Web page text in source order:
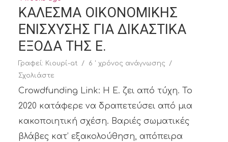
ΚΑΛΕΣΜΑ ΟΙΚΟΝΟΜΙΚΗΣ
ΕΝΙΣΧΥΣΗΣ ΓΙΑ ΔΙΚΑΣΤΙΚΑ
ΕΞΟΔΑ ΤΗΣ Ε.
Γραφεί: Κιουρί-at
6 ' χρόνος ανάγνωσης
Σχολιάστε
Crowdfunding Link: Η Ε. ζει από τύχη. Το
2020 κατάφερε να δραπετεύσει από μια
κακοποιητική σχέση. Βαριές σωματικές
βλάβες κατ’ εξακολούθηση, απόπειρα